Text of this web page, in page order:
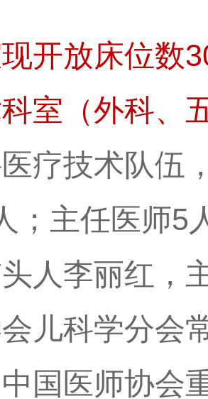
开放床位数
室（外科、
疗技术队伍
；主任医师5
人李丽红，
儿科学分会
国医师协会